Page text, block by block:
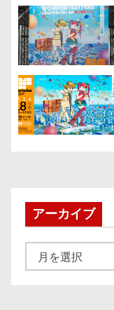
ン
アーカイブ
ー